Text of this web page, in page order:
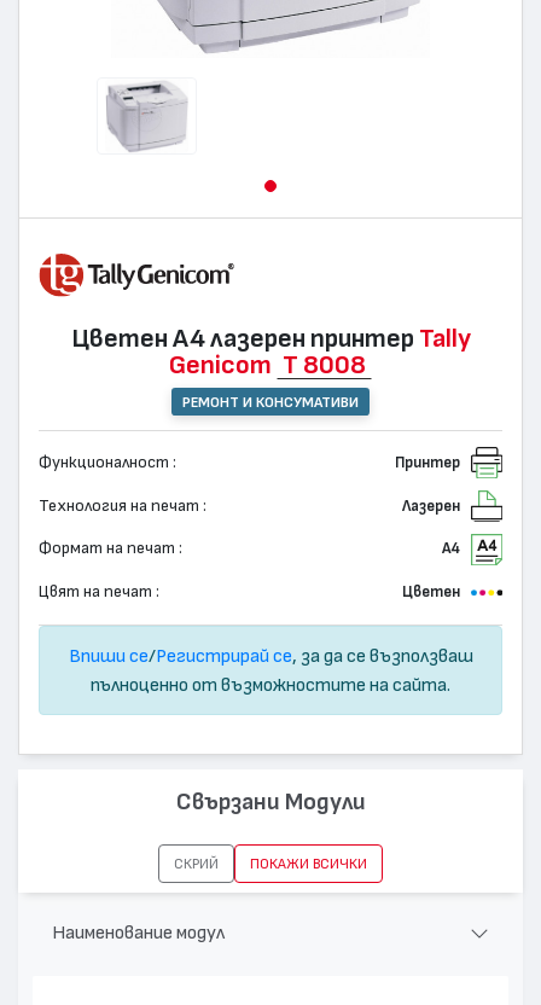
Цветен А4 лазерен принтер Tally
Genicom T 8008
РЕМОНТ И КОНСУМАТИВИ
Функционалност : Принтер
Технология на печат : Лазерен
Формат на печат : А4
Цвят на печат : Цветен
Впиши се/Регистрирай се, за да се възползваш
пълноценно от възможностите на сайта.
Свързани Модули
СКРИЙ ПОКАЖИ ВСИЧКИ
Наименование модул